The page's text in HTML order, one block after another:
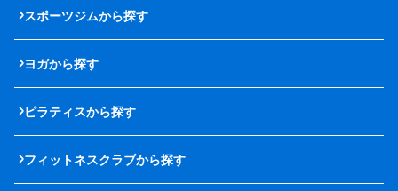
スポーツジムから探す
ヨガから探す
ピラティスから探す
フィットネスクラブから探す